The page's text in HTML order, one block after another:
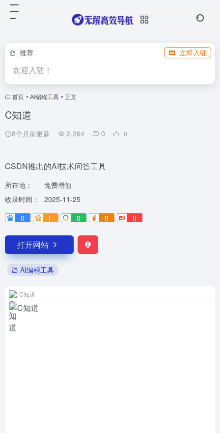
推荐 立即入驻
欢迎入驻！
首页 • AI编程工具 • 正文
C知道
8个月前更新 2,264 0 0
CSDN推出的AI技术问答工具
所在地：
免费增值
收录时间：
2025-11-25
0
1- 0 0 0
打开网站
AI编程工具
C知道